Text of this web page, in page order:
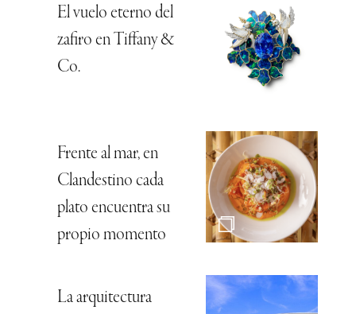
El vuelo eterno del
zafiro en Tiffany &
Co.
Frente al mar, en
Clandestino cada
plato encuentra su
propio momento
La arquitectura